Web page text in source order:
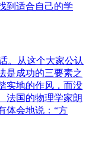
到适合自己的学
。从这个大家公认
是成功的三要素之
实地的作风，而没
法国的物理学家朗
体会地说：“方